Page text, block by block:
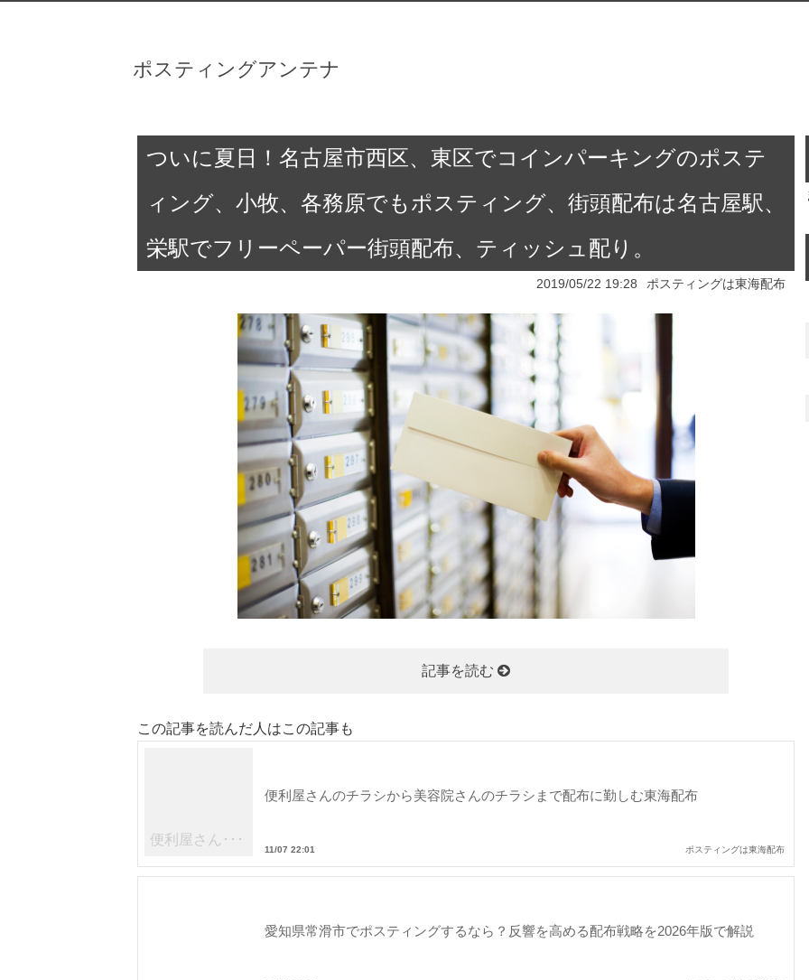
ポスティングアンテナ
ついに夏日！名古屋市西区、東区でコインパーキングのポステ
ィング、小牧、各務原でもポスティング、街頭配布は名古屋駅、
栄駅でフリーペーパー街頭配布、ティッシュ配り。
2019/05/22 19:28 ポスティングは東海配布
記事を読む
この記事を読んだ人はこの記事も
便利屋さん･･･
便利屋さんのチラシから美容院さんのチラシまで配布に勤しむ東海配布
11/07 22:01 ポスティングは東海配布
愛知県常滑市でポスティングするなら？反響を高める配布戦略を2026年版で解説